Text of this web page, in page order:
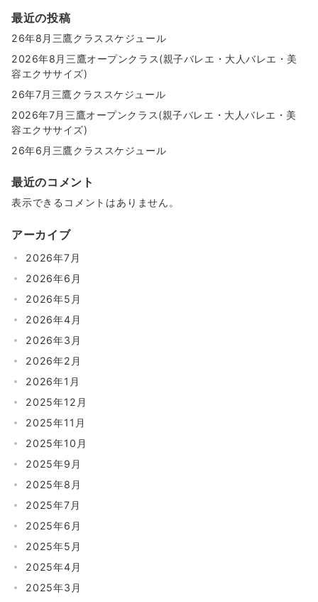
最近の投稿
26年8月三鷹クラススケジュール
2026年8月三鷹オープンクラス(親子バレエ・大人バレエ・美
容エクササイズ)
26年7月三鷹クラススケジュール
2026年7月三鷹オープンクラス(親子バレエ・大人バレエ・美
容エクササイズ)
26年6月三鷹クラススケジュール
最近のコメント
表示できるコメントはありません。
アーカイブ
2026年7月
2026年6月
2026年5月
2026年4月
2026年3月
2026年2月
2026年1月
2025年12月
2025年11月
2025年10月
2025年9月
2025年8月
2025年7月
2025年6月
2025年5月
2025年4月
2025年3月